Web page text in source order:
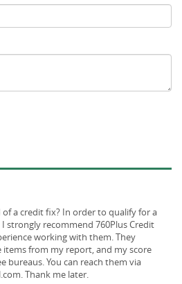
a credit fix? In order to qualify for a
strongly recommend 760Plus Credit
working with them. They
items from my report, and my score
bureaus. You can reach them via
Thank me later.